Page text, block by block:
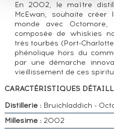
En 2002, le maître
McEwan, souhaite
monde avec
composée de whiskies
très tourbés (Port-
phénolique hors du
par une démarche
vieillissement de ces
CARACTÉRISTIQUES
Distillerie :Bruichladdich -
Millesime :2002